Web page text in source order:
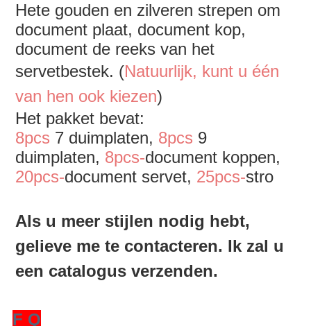
Hete gouden en zilveren strepen om
document plaat, document kop,
document de reeks van het
servetbestek. (Natuurlijk, kunt u één
van hen ook kiezen)
Het pakket bevat:
8pcs 7 duimplaten, 8pcs 9
duimplaten, 8pcs-
20pcs-document servet, 25pcs-stro
Als u meer stijlen nodig hebt,
gelieve me te contacteren. Ik zal u
een catalogus verzenden.
F Q